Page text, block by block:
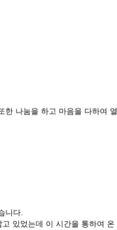
한 나눔을 하고 마음을 다하여 열
니다.
있었는데 이 시간을 통하여 온